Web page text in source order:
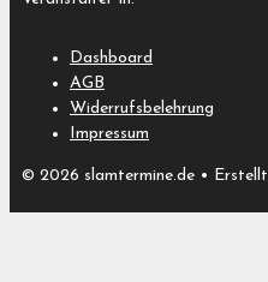
Dashboard
AGB
Widerrufsbelehrung
Impressum
© 2026 slamtermine.de •